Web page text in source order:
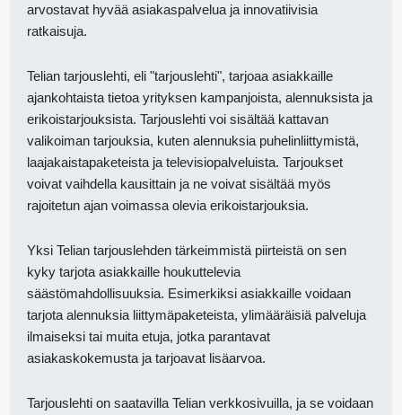
arvostavat hyvää asiakaspalvelua ja innovatiivisia
ratkaisuja.
Telian tarjouslehti, eli "tarjouslehti", tarjoaa asiakkaille
ajankohtaista tietoa yrityksen kampanjoista, alennuksista ja
erikoistarjouksista. Tarjouslehti voi sisältää kattavan
valikoiman tarjouksia, kuten alennuksia puhelinliittymistä,
laajakaistapaketeista ja televisiopalveluista. Tarjoukset
voivat vaihdella kausittain ja ne voivat sisältää myös
rajoitetun ajan voimassa olevia erikoistarjouksia.
Yksi Telian tarjouslehden tärkeimmistä piirteistä on sen
kyky tarjota asiakkaille houkuttelevia
säästömahdollisuuksia. Esimerkiksi asiakkaille voidaan
tarjota alennuksia liittymäpaketeista, ylimääräisiä palveluja
ilmaiseksi tai muita etuja, jotka parantavat
asiakaskokemusta ja tarjoavat lisäarvoa.
Tarjouslehti on saatavilla Telian verkkosivuilla, ja se voidaan